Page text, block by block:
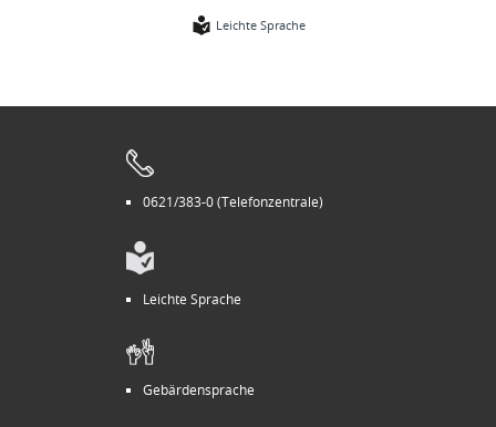
Leichte Sprache
0621/383-0 (Telefonzentrale)
Leichte Sprache
Gebärdensprache